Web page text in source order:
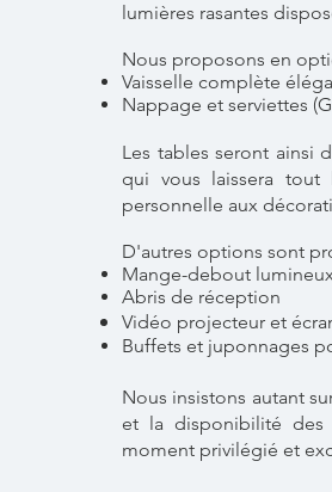
lumières rasantes
Nous proposons en
Vaisselle complète
Nappage et serviettes
Les tables seront ainsi
qui vous laissera tout
personnelle aux
D'autres options sont
Mange-debout
Abris de réception
Vidéo projecteur et
Buffets et juponnages
Nous insistons autant
et la disponibilité des
moment privilégié et